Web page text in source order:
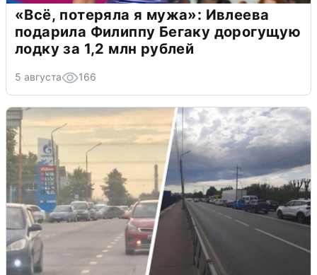
«Всё, потеряла я мужа»: Ивлеева
подарила Филиппу Бегаку дорогущую
лодку за 1,2 млн рублей
5 августа 166